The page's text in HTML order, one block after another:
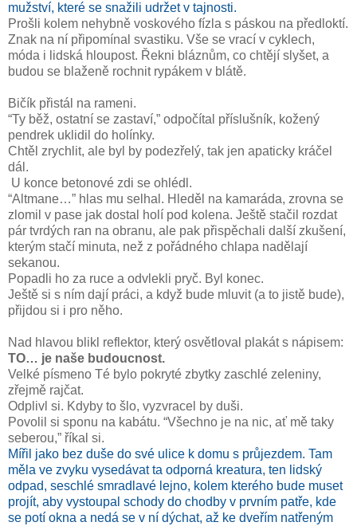
mužství, které se snažili udržet v tajnosti.
Prošli kolem nehybně voskového fízla s páskou na předloktí.
Znak na ní připomínal svastiku. Vše se vrací v cyklech,
móda i lidská hloupost. Řekni bláznům, co chtějí slyšet, a
budou se blaženě rochnit rypákem v blátě.
Bičík přistál na rameni.
“Ty běž, ostatní se zastaví,” odpočítal příslušník, kožený
pendrek uklidil do holínky.
Chtěl zrychlit, ale byl by podezřelý, tak jen apaticky kráčel
dál.
U konce betonové zdi se ohlédl.
“Altmane…” hlas mu selhal. Hleděl na kamaráda, zrovna se
zlomil v pase jak dostal holí pod kolena. Ještě stačil rozdat
pár tvrdých ran na obranu, ale pak přispěchali další zkušení,
kterým stačí minuta, než z pořádného chlapa nadělají
sekanou.
Popadli ho za ruce a odvlekli pryč. Byl konec.
Ještě si s ním dají práci, a když bude mluvit (a to jistě bude),
přijdou si i pro něho.
Nad hlavou blikl reflektor, který osvětloval plakát s nápisem:
TO… je naše budoucnost.
Velké písmeno Té bylo pokryté zbytky zaschlé zeleniny,
zřejmě rajčat.
Odplivl si. Kdyby to šlo, vyzvracel by duši.
Povolil si sponu na kabátu. “Všechno je na nic, ať mě taky
seberou,” říkal si.
Mířil jako bez duše do své ulice k domu s průjezdem. Tam
měla ve zvyku vysedávat ta odporná kreatura, ten lidský
odpad, seschlé smradlavé lejno, kolem kterého bude muset
projít, aby vystoupal schody do chodby v prvním patře, kde
se potí okna a nedá se v ní dýchat, až ke dveřím natřeným